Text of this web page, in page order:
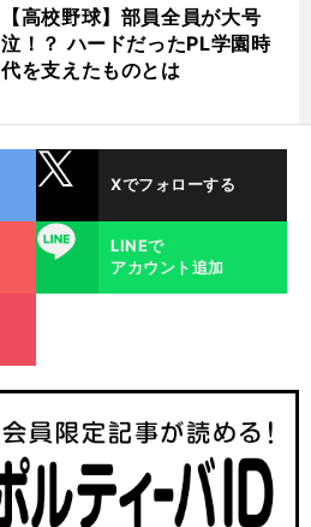
【高校野球】部員全員が大号
泣！？ ハードだったPL学園時
代を支えたものとは
動画
Xでフォローする
LINE
LINEで
アカウント追加